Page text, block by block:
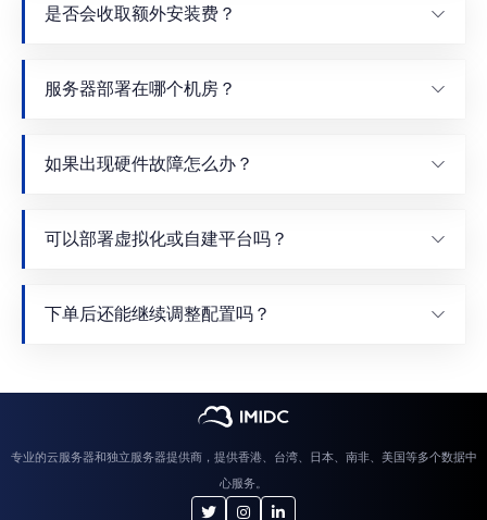
是否会收取额外安装费？
服务器部署在哪个机房？
如果出现硬件故障怎么办？
可以部署虚拟化或自建平台吗？
下单后还能继续调整配置吗？
专业的云服务器和独立服务器提供商，提供香港、台湾、日本、南非、美国等多个数据中
心服务。